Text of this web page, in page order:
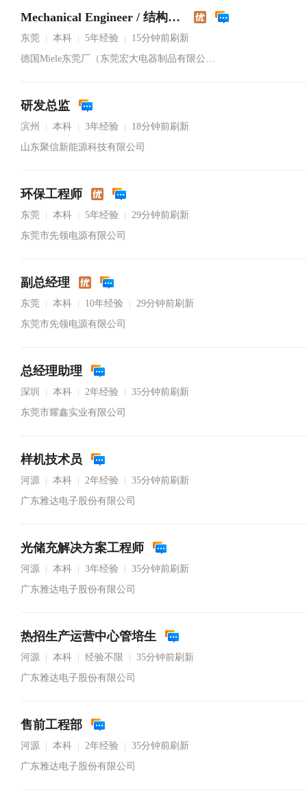
Mechanical Engineer / 结构工程师
东莞 本科 5年经验
15分钟前刷新
德国Miele东莞厂（东莞宏大电器制品有限公司）
研发总监
滨州 本科 3年经验
18分钟前刷新
山东聚信新能源科技有限公司
环保工程师
东莞 本科 5年经验
29分钟前刷新
东莞市先领电源有限公司
副总经理
东莞 本科 10年经验
29分钟前刷新
东莞市先领电源有限公司
总经理助理
深圳 本科 2年经验
35分钟前刷新
东莞市耀鑫实业有限公司
样机技术员
河源 本科 2年经验
35分钟前刷新
广东雅达电子股份有限公司
光储充解决方案工程师
河源 本科 3年经验
35分钟前刷新
广东雅达电子股份有限公司
热招生产运营中心管培生
河源 本科 经验不限
35分钟前刷新
广东雅达电子股份有限公司
售前工程部
河源 本科 2年经验
35分钟前刷新
广东雅达电子股份有限公司